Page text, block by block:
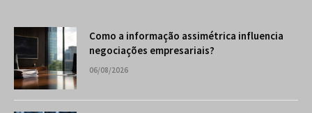
Como a informação assimétrica influencia
negociações empresariais?
06/08/2026